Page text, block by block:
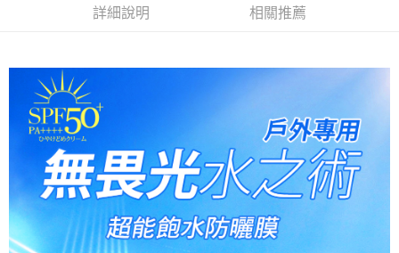
7-11取貨付款
每筆NT$85，滿NT$499(含以上)免運費
付款後7-11取貨
每筆NT$85，滿NT$499(含以上)免運費
宅配
每筆NT$85，滿NT$499(含以上)免運費
詳細說明 相關推薦